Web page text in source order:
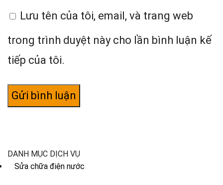
Lưu tên của tôi, email, và trang web
trong trình duyệt này cho lần bình luận kế
tiếp của tôi.
DANH MỤC DỊCH VỤ
Sửa chữa điện nước